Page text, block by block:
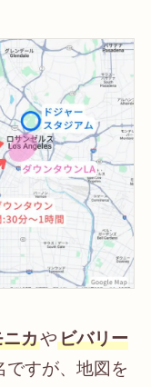
カやビバリー
ですが、地図を